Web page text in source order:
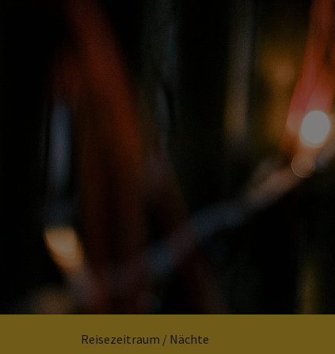
Reisezeitraum / Nächte